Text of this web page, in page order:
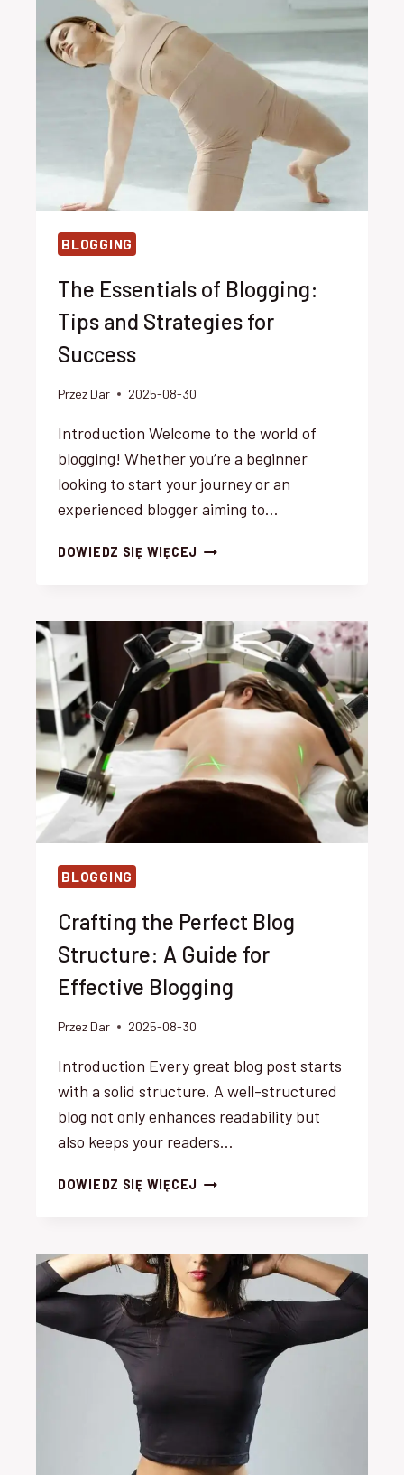
FOR
BLOGGERS
BLOGGING
The Essentials of Blogging:
Tips and Strategies for
Success
Przez Dar 2025-08-30
Introduction Welcome to the world of
blogging! Whether you’re a beginner
looking to start your journey or an
experienced blogger aiming to…
DOWIEDZ SIĘ WIĘCEJ THE
TIPS
AND
STRATEGIES
FOR
SUCCESS
BLOGGING
Crafting the Perfect Blog
Structure: A Guide for
Effective Blogging
Przez Dar 2025-08-30
Introduction Every great blog post starts
with a solid structure. A well-structured
blog not only enhances readability but
also keeps your readers…
DOWIEDZ SIĘ WIĘCEJ CRAFTING
STRUCTURE:
A
GUIDE
FOR
EFFECTIVE
BLOGGING